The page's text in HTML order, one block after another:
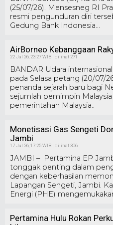
(25/07/26). Mensesneg RI
resmi pengunduran diri
Gedung Bank Indonesia...
AirBorneo Kebanggaan
22 Jul 26, 23:27 WIB | dilihat 271
BANDAR Udara
pada Selasa petang (20/07/
penanda sejarah baru bagi
sejumlah pemimpin
pemerintahan Malaysia..
Monetisasi Gas Sengeti
Jambi
17 Jul 26, 17:25 WIB | dilihat 306
JAMBI – Pertamina EP
tonggak penting dalam
dengan keberhasilan
Lapangan Sengeti, Jambi.
Energi (PHE)
Pertamina Hulu Rokan